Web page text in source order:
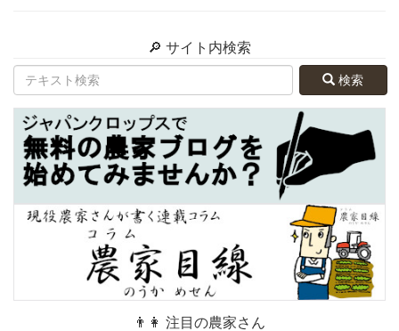
🔎 サイト内検索
検索
👨👩 注目の農家さん